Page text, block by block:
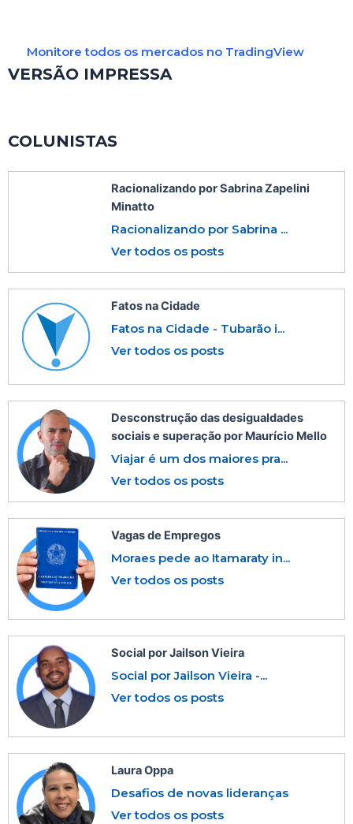
Monitore todos os mercados no TradingView
VERSÃO IMPRESSA
COLUNISTAS
Racionalizando por Sabrina Zapelini
Minatto
Racionalizando por Sabrina ...
Ver todos os posts
Fatos na Cidade
Fatos na Cidade - Tubarão i...
Ver todos os posts
Desconstrução das desigualdades
sociais e superação por Maurício Mello
Viajar é um dos maiores pra...
Ver todos os posts
Vagas de Empregos
Moraes pede ao Itamaraty in...
Ver todos os posts
Social por Jailson Vieira
Social por Jailson Vieira -...
Ver todos os posts
Laura Oppa
Desafios de novas lideranças
Ver todos os posts